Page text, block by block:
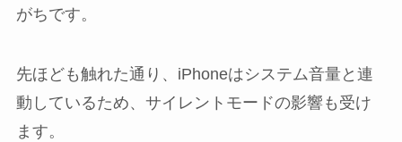
がちです。
先ほども触れた通り、iPhoneはシステム音量と連
動しているため、サイレントモードの影響も受け
ます。